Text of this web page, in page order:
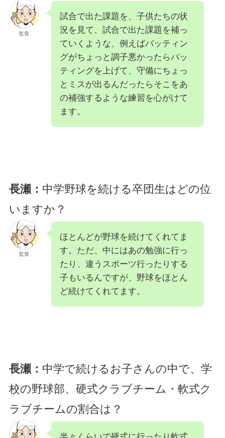
監督
試合で出た課題を、子供たちの状
況を見て、試合で出た課題を補っ
ていくような、例えばバッティン
グがちょっと調子悪かったらバッ
ティングを上げて、守備にちょっ
とミスが出るんだったらそこをあ
の補強するような練習を心がけて
ます。
長瀬： 中学野球を続ける卒団生はどの位
いますか？
監督
ほとんどが野球を続けてくれてま
す。ただ、中にはあの勉強に行っ
たり、違うスポーツ行ったりする
子もいるんですが、野球をほとん
ど続けてくれてます。
長瀬： 中学で続けるお子さんの中で、学
校の野球部、硬式クラブチーム・軟式ク
ラブチームの割合は？